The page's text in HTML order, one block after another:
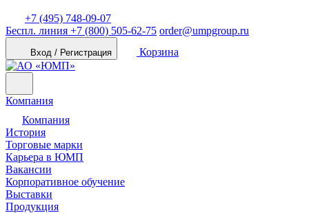
+7 (495) 748-09-07
Беспл. линия +7 (800) 505-62-75 order@umpgroup.ru
Вход / Регистрация Корзина
Компания
Компания
История
Торговые марки
Карьера в ЮМП
Вакансии
Корпоративное обучение
Выставки
Продукция